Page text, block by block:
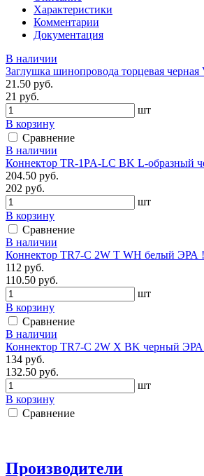
Характеристики
Комментарии
Документация
В наличии
Заглушка шинопровода торцевая черная
21.50 руб.
21 руб.
шт
В корзину
Сравнение
В наличии
Коннектор TR-1PA-LС BK L-образный
204.50 руб.
202 руб.
шт
В корзину
Сравнение
В наличии
Коннектор TR7-C 2W T WH белый ЭРА
112 руб.
110.50 руб.
шт
В корзину
Сравнение
В наличии
Коннектор TR7-C 2W X BK черный
134 руб.
132.50 руб.
шт
В корзину
Сравнение
Производители